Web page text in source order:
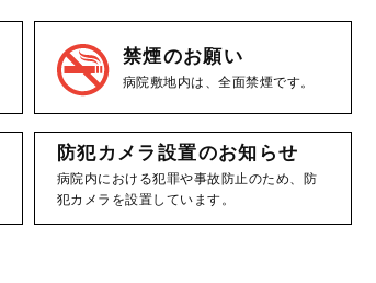
禁煙のお願い
病院敷地内は、全面禁煙です。
防犯カメラ設置のお知らせ
病院内における犯罪や事故防止のため、防
犯カメラを設置しています。